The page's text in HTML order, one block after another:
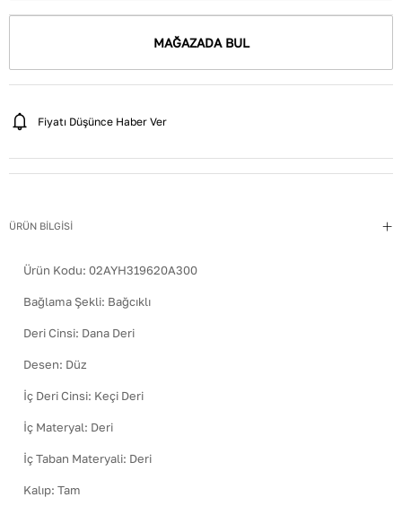
MAĞAZADA BUL
Fiyatı Düşünce Haber Ver
ÜRÜN BİLGİSİ
Ürün Kodu: 02AYH319620A300
Bağlama Şekli: Bağcıklı
Deri Cinsi: Dana Deri
Desen: Düz
İç Deri Cinsi: Keçi Deri
İç Materyal: Deri
İç Taban Materyali: Deri
Kalıp: Tam